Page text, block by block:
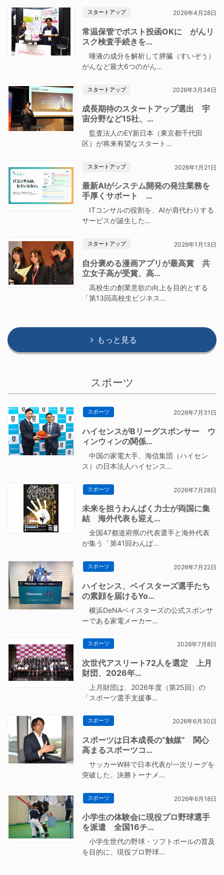
スタートアップ 2026年4月28日
常温保管でポスト投函OKに がんリ
スク検査手続きを…
唾液の成分を解析して膵臓（すいぞう）
がんなど最大6つのがん…
スタートアップ 2026年3月24日
成長期待のスタートアップ選出 宇
宙分野など15社、…
監査法人のEY新日本（東京都千代田
区）が将来有望なスタート…
スタートアップ 2026年1月21日
最新AIがシステム開発の発注業務を
手厚くサポート …
ITコンサルの役割を、AIが肩代わりする
サービスが誕生した…
スタートアップ 2026年1月13日
自分褒める漫画アプリが最高賞 共
立女子高が受賞、高…
高校生の創業意欲の向上を目的とする
「第13回高校生ビジネス…
もっと見る
スポーツ
スポーツ 2026年7月31日
ハイセンスがBリーグスポンサー ウ
ィンウィンの関係…
中国の家電大手、海信集団（ハイセン
ス）の日本法人ハイセンス…
スポーツ 2026年7月28日
未来を担うわんぱく力士が両国に集
結 海外代表も迎え…
全国47都道府県の代表選手と海外代表
が集う「第41回わんぱ…
スポーツ 2026年7月22日
ハイセンス、ベイスターズ選手たち
の素顔を届けるYo…
横浜DeNAベイスターズの公式スポンサ
ーである家電メーカー…
スポーツ 2026年7月8日
次世代アスリート72人を選定 上月
財団、2026年…
上月財団は、2026年度（第25回）の
「スポーツ選手支援事…
スポーツ 2026年6月30日
スポーツは日本成長の“触媒” 関心
高まるスポーツコ…
サッカーW杯で日本代表が一次リーグを
突破した。決勝トーナメ…
スポーツ 2026年6月18日
小学生の体験会に現役プロ野球選手
を派遣 全国16チ…
小学生世代の野球・ソフトボールの普及
を目的に、現役プロ野球…